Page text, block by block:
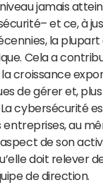
jamais
et ce, à
la
Cela a
croissance
de gérer et,
cybersécurité
entreprises, au
de son
doit relever
de direction.